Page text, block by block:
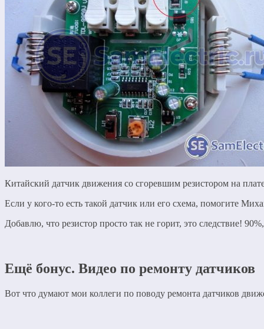
Китайский датчик движения со сгоревшим резистором на
Если у кого-то есть такой датчик или его схема, помогите
Добавлю, что резистор просто так не горит, это следствие!
Ещё бонус. Видео по ремонту датчиков
Вот что думают мои коллеги по поводу ремонта датчиков